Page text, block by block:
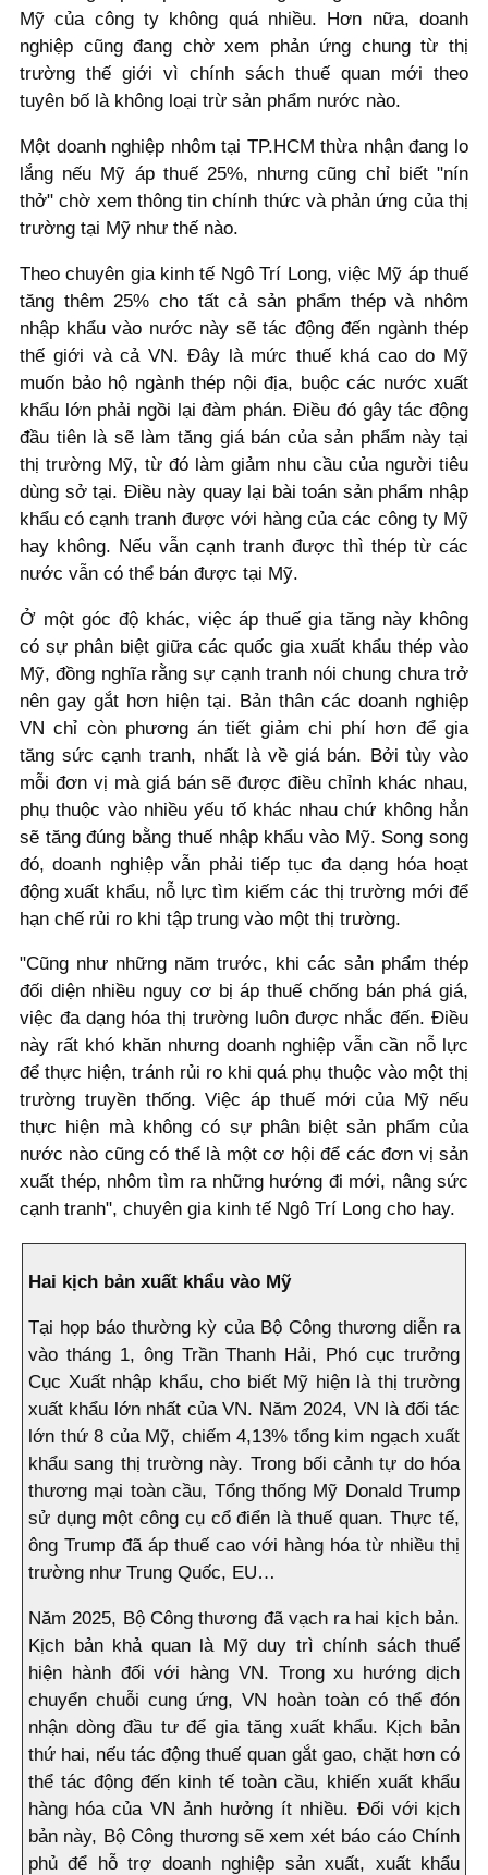
Mỹ của công ty không quá nhiều. Hơn nữa, doanh
nghiệp cũng đang chờ xem phản ứng chung từ thị
trường thế giới vì chính sách thuế quan mới theo
tuyên bố là không loại trừ sản phẩm nước nào.
Một doanh nghiệp nhôm tại TP.HCM thừa nhận đang lo
lắng nếu Mỹ áp thuế 25%, nhưng cũng chỉ biết "nín
thở" chờ xem thông tin chính thức và phản ứng của thị
trường tại Mỹ như thế nào.
Theo chuyên gia kinh tế Ngô Trí Long, việc Mỹ áp thuế
tăng thêm 25% cho tất cả sản phẩm thép và nhôm
nhập khẩu vào nước này sẽ tác động đến ngành thép
thế giới và cả VN. Đây là mức thuế khá cao do Mỹ
muốn bảo hộ ngành thép nội địa, buộc các nước xuất
khẩu lớn phải ngồi lại đàm phán. Điều đó gây tác động
đầu tiên là sẽ làm tăng giá bán của sản phẩm này tại
thị trường Mỹ, từ đó làm giảm nhu cầu của người tiêu
dùng sở tại. Điều này quay lại bài toán sản phẩm nhập
khẩu có cạnh tranh được với hàng của các công ty Mỹ
hay không. Nếu vẫn cạnh tranh được thì thép từ các
nước vẫn có thể bán được tại Mỹ.
Ở một góc độ khác, việc áp thuế gia tăng này không
có sự phân biệt giữa các quốc gia xuất khẩu thép vào
Mỹ, đồng nghĩa rằng sự cạnh tranh nói chung chưa trở
nên gay gắt hơn hiện tại. Bản thân các doanh nghiệp
VN chỉ còn phương án tiết giảm chi phí hơn để gia
tăng sức cạnh tranh, nhất là về giá bán. Bởi tùy vào
mỗi đơn vị mà giá bán sẽ được điều chỉnh khác nhau,
phụ thuộc vào nhiều yếu tố khác nhau chứ không hẳn
sẽ tăng đúng bằng thuế nhập khẩu vào Mỹ. Song song
đó, doanh nghiệp vẫn phải tiếp tục đa dạng hóa hoạt
động xuất khẩu, nỗ lực tìm kiếm các thị trường mới để
hạn chế rủi ro khi tập trung vào một thị trường.
"Cũng như những năm trước, khi các sản phẩm thép
đối diện nhiều nguy cơ bị áp thuế chống bán phá giá,
việc đa dạng hóa thị trường luôn được nhắc đến. Điều
này rất khó khăn nhưng doanh nghiệp vẫn cần nỗ lực
để thực hiện, tránh rủi ro khi quá phụ thuộc vào một thị
trường truyền thống. Việc áp thuế mới của Mỹ nếu
thực hiện mà không có sự phân biệt sản phẩm của
nước nào cũng có thể là một cơ hội để các đơn vị sản
xuất thép, nhôm tìm ra những hướng đi mới, nâng sức
cạnh tranh", chuyên gia kinh tế Ngô Trí Long cho hay.
Hai kịch bản xuất khẩu vào Mỹ
Tại họp báo thường kỳ của Bộ Công thương diễn ra
vào tháng 1, ông Trần Thanh Hải, Phó cục trưởng
Cục Xuất nhập khẩu, cho biết Mỹ hiện là thị trường
xuất khẩu lớn nhất của VN. Năm 2024, VN là đối tác
lớn thứ 8 của Mỹ, chiếm 4,13% tổng kim ngạch xuất
khẩu sang thị trường này. Trong bối cảnh tự do hóa
thương mại toàn cầu, Tổng thống Mỹ Donald Trump
sử dụng một công cụ cổ điển là thuế quan. Thực tế,
ông Trump đã áp thuế cao với hàng hóa từ nhiều thị
trường như Trung Quốc, EU…
Năm 2025, Bộ Công thương đã vạch ra hai kịch bản.
Kịch bản khả quan là Mỹ duy trì chính sách thuế
hiện hành đối với hàng VN. Trong xu hướng dịch
chuyển chuỗi cung ứng, VN hoàn toàn có thể đón
nhận dòng đầu tư để gia tăng xuất khẩu. Kịch bản
thứ hai, nếu tác động thuế quan gắt gao, chặt hơn có
thể tác động đến kinh tế toàn cầu, khiến xuất khẩu
hàng hóa của VN ảnh hưởng ít nhiều. Đối với kịch
bản này, Bộ Công thương sẽ xem xét báo cáo Chính
phủ để hỗ trợ doanh nghiệp sản xuất, xuất khẩu